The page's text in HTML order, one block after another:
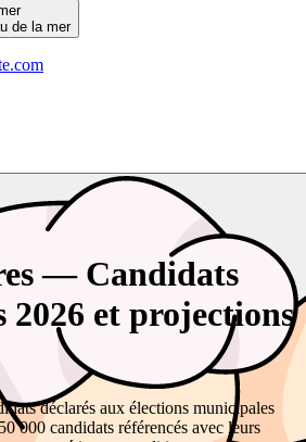
de la mer
— Candidats
2026 et projections
déclarés aux élections municipales
000 candidats référencés avec leurs